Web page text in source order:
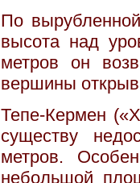
По
высота над
метров он
вершины
Тепе-Кермен
существу
метров.
небольшой